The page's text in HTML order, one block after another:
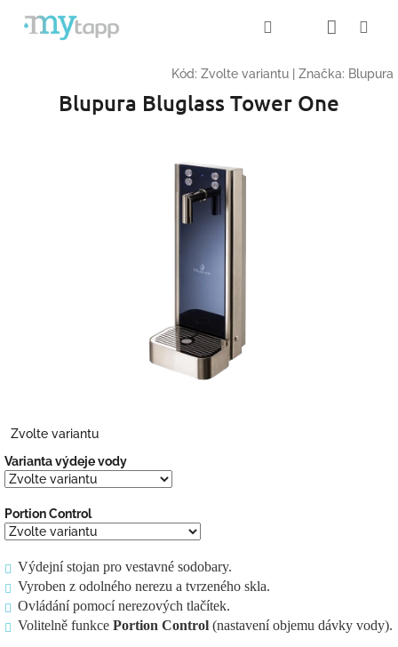
Přihlášení
košík
Kód: Zvolte variantu Značka: Blupura
Blupura Bluglass Tower One
Zvolte variantu
Varianta výdeje vody
Portion Control
Výdejní stojan pro vestavné sodobary.
Vyroben z odolného nerezu a tvrzeného skla.
Ovládání pomocí nerezových tlačítek.
Volitelně funkce Portion Control (nastavení objemu dávky vody).